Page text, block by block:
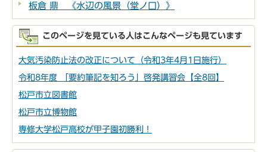
板倉 鼎 《水辺の風景（堂ノ口）》
このページを見ている人はこんなページも見ています
大気汚染防止法の改正について（令和3年4月1日施行）
令和8年度 「要約筆記を知ろう」啓発講習会【全8回】
松戸市立図書館
松戸市立博物館
専修大学松戸高校が甲子園初勝利！